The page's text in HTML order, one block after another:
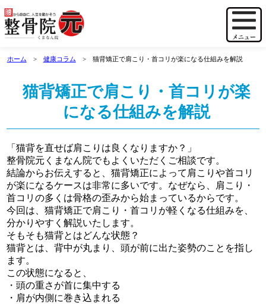
ホーム 健康コラム 猫背矯正で肩こり・首コリが楽になる仕組みを解説
猫背矯正で肩こり・首コリが楽
になる仕組みを解説
「猫背を直せば肩こりは良くなりますか？」
整骨院元くまなん院でもよくいただくご相談です。
結論からお伝えすると、猫背矯正によって肩こりや首コリ
が楽になるケースは非常に多いです。なぜなら、肩こり・
首コリの多くは骨格の歪みから始まっているからです。
今回は、猫背矯正で肩こり・首コリが軽くなる仕組みを、
分かりやすく解説いたします。
そもそも猫背とはどんな状態？
猫背とは、背中が丸まり、頭が前に出た姿勢のことを指し
ます。
この状態になると、
・頭の重さが首に集中する
・肩が内側に巻き込まれる